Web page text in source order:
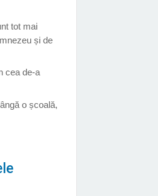
tot mai
și de
cea de-a
o școală,